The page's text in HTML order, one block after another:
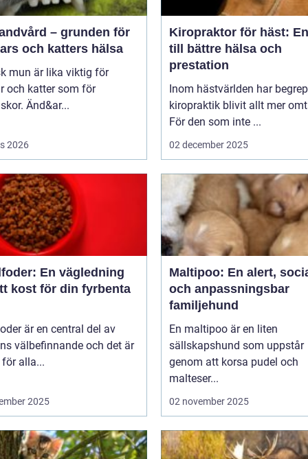
– grunden för
och katters hälsa
mun är lika viktig för
och katter som för
Änd&ar...
2026
Kiropraktor för häst:
till bättre hälsa och
prestation
Inom hästvärlden har
kiropraktik blivit allt mer
För den som inte ...
02 december 2025
En vägledning
kost för din fyrbenta
är en central del av
välbefinnande och det är
alla...
2025
Maltipoo: En alert,
och anpassningsbar
familjehund
En maltipoo är en liten
sällskapshund som uppstår
genom att korsa pudel och
malteser...
02 november 2025